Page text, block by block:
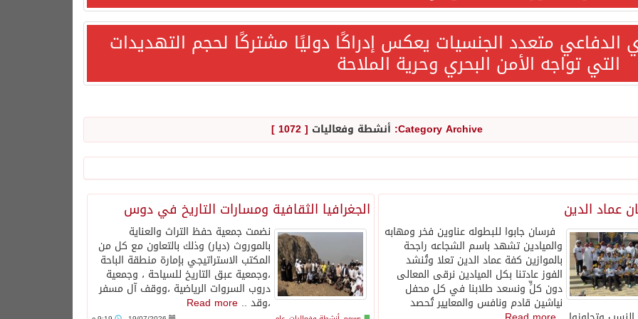
مع إيران جارية الآن
الدفاعي بقيادة الرياض يعيد صياغة مفهوم أمن البحار
متطوعي كأس آسيا السعودية 2027 في الخبر
وطهران ستركز على حرية الملاحة بهرمز
يفضل الحوار بخصوص إيران لخفض التصعيد
المكرمة للدفاع المشترك بين المملكة العربية السعودية والجمهورية التركية وجمهورية باكستان الإسلامية.
الدفاعي متعدد الجنسيات يعكس إدراكًا دوليًا مشتركًا لحجم التهديدات
التي تواجه الأمن البحري وحرية الملاحة
Category Archive: أنشطة وفعاليات [ 1072 ]
الجغرافيا الثقافية ومسارات التاريخ في دوس
نضمت جمعية حفظ التراث والعناية
بالموروث (ديار) وذلك بالتعاون مع كل من
المكتب الاستراتيجي بإمارة منطقة الباحة
،وجمعية عبق التاريخ للسياحة ، وجمعية
دروب السروات الرياضية ،ووقف آل مسفر
،وقد .. Read more
عماد الدين
فرسان جابوا للبطوله عناوين فخر ومهابه
والميادين تشهد باسم الشجاعه راجحة
بالموازين كفة عماد الدين تعلا وتُنشد
الفوز عادتنا بكل الميادين نرقى المعالى
دون كلٍّ ونسعد طلابنا في كل محفل
نياشين قادم ونافس والمعايير تُحصد